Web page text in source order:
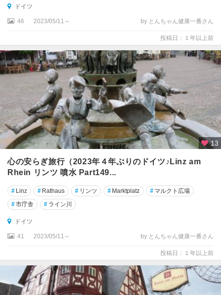
ビ
ッ
・
ハ
ル
ゲ
ン
ズ
ル
ト
ゾ
ー
ダ
ドイツ
46 2023/05/11～ by とんちゃん健康一番さん
投稿日：１年以上前
13
心の安らぎ旅行（2023年４年ぶりのドイツ♪Linz am
Rhein リンツ 噴水 Part149...
# Linz # Rathaus # リンツ # Marktplatz # マルクト広場
#市庁舎 # ライン川
ドイツ
41 2023/05/11～ by とんちゃん健康一番さん
投稿日：１年以上前